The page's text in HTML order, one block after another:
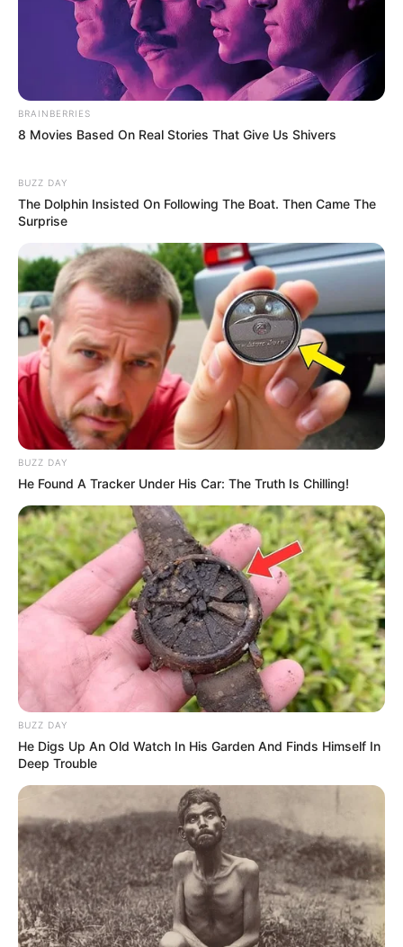
BRAINBERRIES
8 Movies Based On Real Stories That Give Us Shivers
BUZZ DAY
The Dolphin Insisted On Following The Boat. Then Came The
Surprise
BUZZ DAY
He Found A Tracker Under His Car: The Truth Is Chilling!
BUZZ DAY
He Digs Up An Old Watch In His Garden And Finds Himself In
Deep Trouble